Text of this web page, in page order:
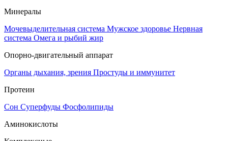
Минералы
Мочевыделительная система Мужское здоровье Нервная
система Омега и рыбий жир
Опорно-двигательный аппарат
Органы дыхания, зрения Простуды и иммунитет
Протеин
Сон Суперфуды Фосфолипиды
Аминокислоты